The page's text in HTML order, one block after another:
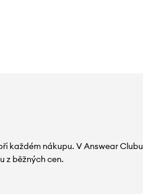
každém nákupu. V Answear Clubu
z běžných cen.